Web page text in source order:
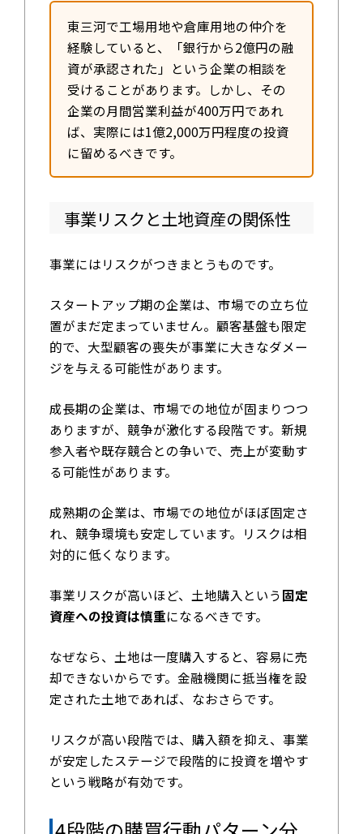
東三河で工場用地や倉庫用地の仲介を
経験していると、「銀行から2億円の融
資が承認された」という企業の相談を
受けることがあります。しかし、その
企業の月間営業利益が400万円であれ
ば、実際には1億2,000万円程度の投資
に留めるべきです。
事業リスクと土地資産の関係性
事業にはリスクがつきまとうものです。
スタートアップ期の企業は、市場での立ち位
置がまだ定まっていません。顧客基盤も限定
的で、大型顧客の喪失が事業に大きなダメー
ジを与える可能性があります。
成長期の企業は、市場での地位が固まりつつ
ありますが、競争が激化する段階です。新規
参入者や既存競合との争いで、売上が変動す
る可能性があります。
成熟期の企業は、市場での地位がほぼ固定さ
れ、競争環境も安定しています。リスクは相
対的に低くなります。
事業リスクが高いほど、土地購入という固定
資産への投資は慎重になるべきです。
なぜなら、土地は一度購入すると、容易に売
却できないからです。金融機関に抵当権を設
定された土地であれば、なおさらです。
リスクが高い段階では、購入額を抑え、事業
が安定したステージで段階的に投資を増やす
という戦略が有効です。